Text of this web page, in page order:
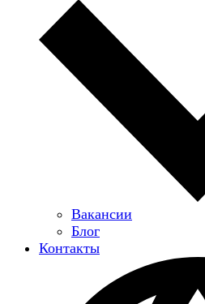
Вакансии
Блог
Контакты